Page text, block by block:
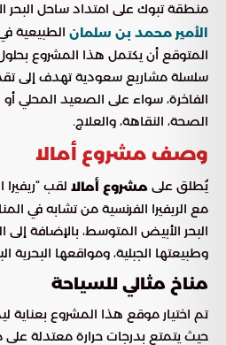
منطقة تبوك على امتداد ساحل البحر
الأمير محمد بن سلمان الطبيعية
سلسلة مشاريع سعودية تهدف إلى
الفاخرة، سواء على الصعيد المحلي أو
الصحة، النقاهة، والعلاج.
وصف مشروع أمالا
يُطلق على مشروع أمالا لقب
مع الريفيرا الفرنسية من تشابه في
البحر الأبيض المتوسط، بالإضافة
وطبيعتها الجبلية، ومواقعها البحرية
مناخ مثالي للسياحة
تم اختيار موقع هذا المشروع بعناية
حيث يتمتع بدرجات حرارة معتدلة